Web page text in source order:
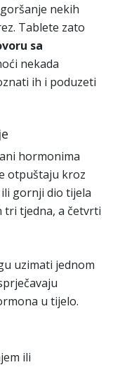
nekih
Tablete zato
sa
nekada
ih i poduzeti
hormonima
otpuštaju kroz
gornji dio tijela
tri tjedna, a četvrti
uzimati jednom
u tijelo.
ili